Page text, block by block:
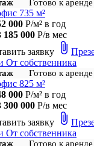
Готово к аренде
735 м²
000 Р/м² в год
185 000 Р/в мес
заявку attach_file
От собственника
Готово к аренде
825 м²
000 Р/м² в год
300 000 Р/в мес
заявку attach_file
От собственника
Готово к аренде